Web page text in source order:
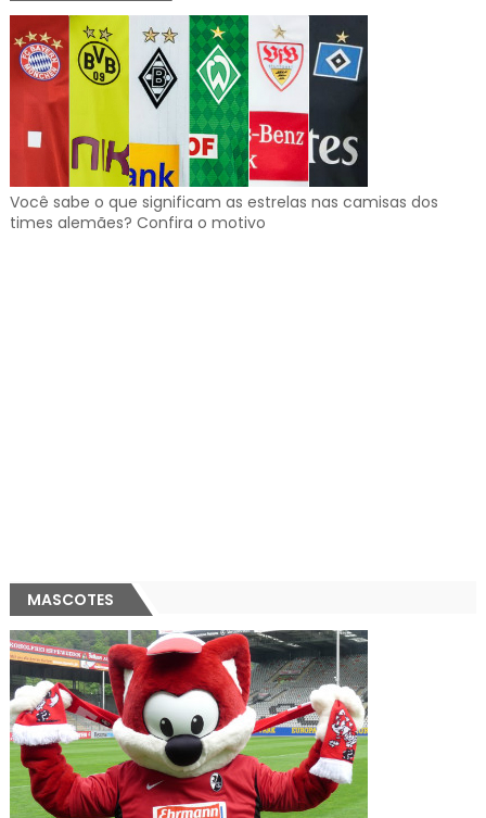
Você sabe o que significam as estrelas nas camisas dos
times alemães? Confira o motivo
MASCOTES